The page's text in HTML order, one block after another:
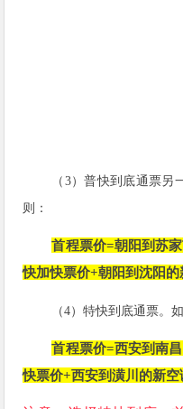
（3）普快到底通票另
则：
首程票价=朝阳到苏
快加快票价+朝阳到沈阳
（4）特快到底通票。
首程票价=西安到南
快票价+西安到潢川的新空